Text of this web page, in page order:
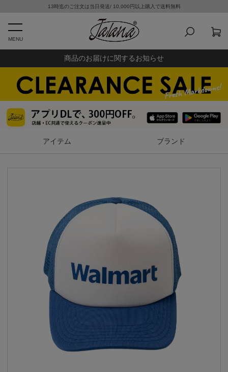
13時迄のご注文は当日発送/ 10,000円以上購入で送料無料
MENU
商品のお届けに関するお知らせ
アイテム ブランド